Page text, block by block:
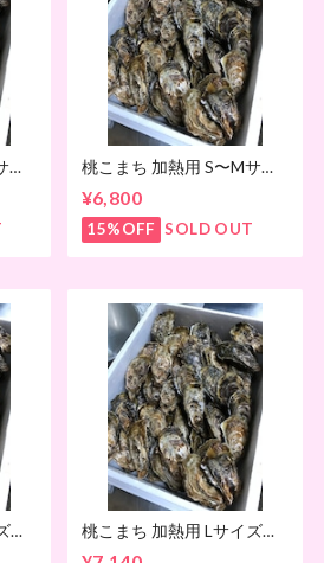
桃こまち 加熱用 S〜Mサイ
¥6,800
15%OFF SOLD OUT
桃こまち 加熱用 Lサイズ